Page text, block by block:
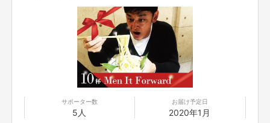
サポーター数
5人
お届け予定日
2020年1月